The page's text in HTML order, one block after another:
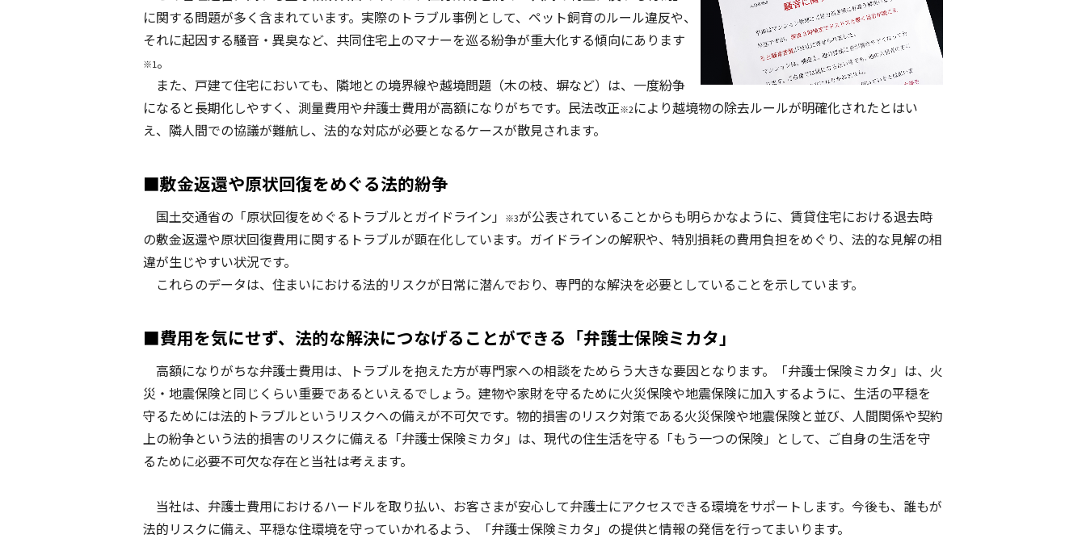
に関する問題が多く含まれています。実際のトラブル事例として、ペット飼育のルール違反や、
それに起因する騒音・異臭など、共同住宅上のマナーを巡る紛争が重大化する傾向にあります
※1。
また、戸建て住宅においても、隣地との境界線や越境問題（木の枝、塀など）は、一度紛争
になると長期化しやすく、測量費用や弁護士費用が高額になりがちです。民法改正※2により越境物の除去ルールが明確化されたとはい
え、隣人間での協議が難航し、法的な対応が必要となるケースが散見されます。
■敷金返還や原状回復をめぐる法的紛争
国土交通省の「原状回復をめぐるトラブルとガイドライン」 ※3が公表されていることからも明らかなように、賃貸住宅における退去時
の敷金返還や原状回復費用に関するトラブルが顕在化しています。ガイドラインの解釈や、特別損耗の費用負担をめぐり、法的な見解の相
違が生じやすい状況です。
これらのデータは、住まいにおける法的リスクが日常に潜んでおり、専門的な解決を必要としていることを示しています。
■費用を気にせず、法的な解決につなげることができる「弁護士保険ミカタ」
高額になりがちな弁護士費用は、トラブルを抱えた方が専門家への相談をためらう大きな要因となります。「弁護士保険ミカタ」は、火
災・地震保険と同じくらい重要であるといえるでしょう。建物や家財を守るために火災保険や地震保険に加入するように、生活の平穏を
守るためには法的トラブルというリスクへの備えが不可欠です。物的損害のリスク対策である火災保険や地震保険と並び、人間関係や契約
上の紛争という法的損害のリスクに備える「弁護士保険ミカタ」は、現代の住生活を守る「もう一つの保険」として、ご自身の生活を守
るために必要不可欠な存在と当社は考えます。
当社は、弁護士費用におけるハードルを取り払い、お客さまが安心して弁護士にアクセスできる環境をサポートします。今後も、誰もが
法的リスクに備え、平穏な住環境を守っていかれるよう、「弁護士保険ミカタ」の提供と情報の発信を行ってまいります。